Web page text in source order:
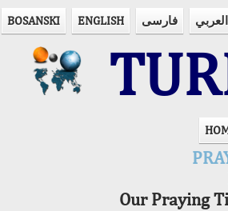
BOSANSKI ENGLISH فارسی العربي
Our Praying